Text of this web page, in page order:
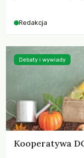
Redakcja
Kooperatywa
Debaty i wywiady